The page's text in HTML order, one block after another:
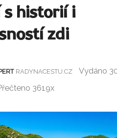
s historií i
zdi
RADYNACESTU.CZ
Vydáno
3619x